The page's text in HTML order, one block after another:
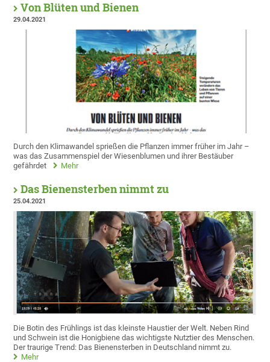
Von Blüten und Bienen
29.04.2021
Durch den Klimawandel sprießen die Pflanzen immer früher im Jahr –
was das Zusammenspiel der Wiesenblumen und ihrer Bestäuber
gefährdet
Mehr
Das Bienensterben nimmt zu
25.04.2021
Die Botin des Frühlings ist das kleinste Haustier der Welt. Neben Rind
und Schwein ist die Honigbiene das wichtigste Nutztier des Menschen.
Der traurige Trend: Das Bienensterben in Deutschland nimmt zu.
Mehr